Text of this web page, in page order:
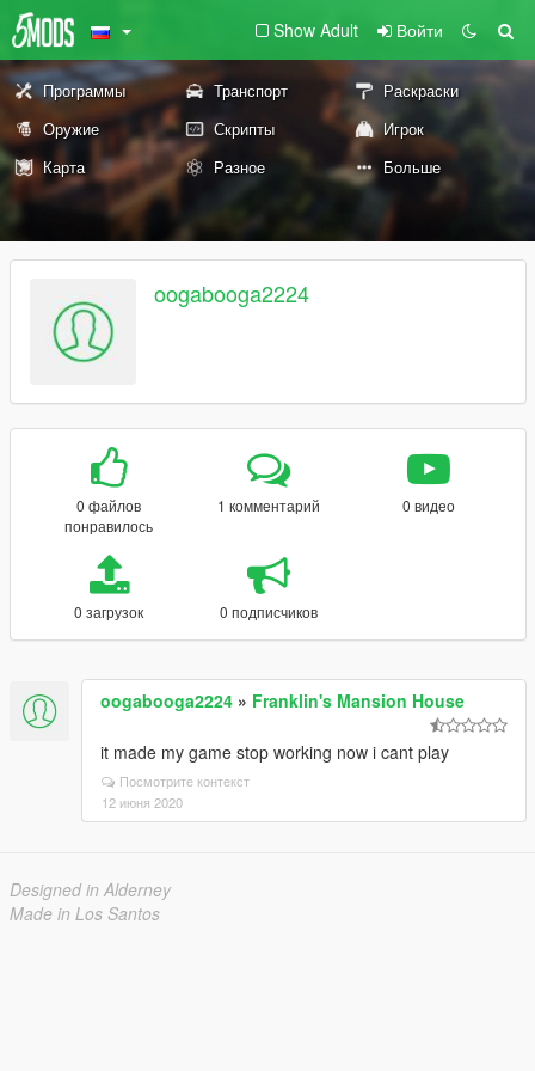
Show Adult Войти
Программы Транспорт
Раскраски
Оружие
Скрипты
Игрок
Карта
Разное Больше
oogabooga2224
0 файлов
понравилось
1 комментарий 0 видео
0 загрузок 0 подписчиков
oogabooga2224 » Franklin's Mansion House
it made my game stop working now i cant play
Посмотрите контекст
12 июня 2020
Designed in Alderney
Made in Los Santos